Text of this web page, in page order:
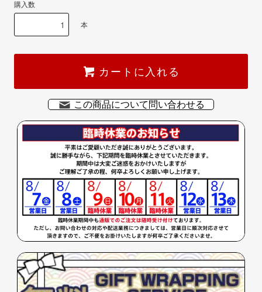
購入数
本
カートに入れる
この商品について問い合わせる